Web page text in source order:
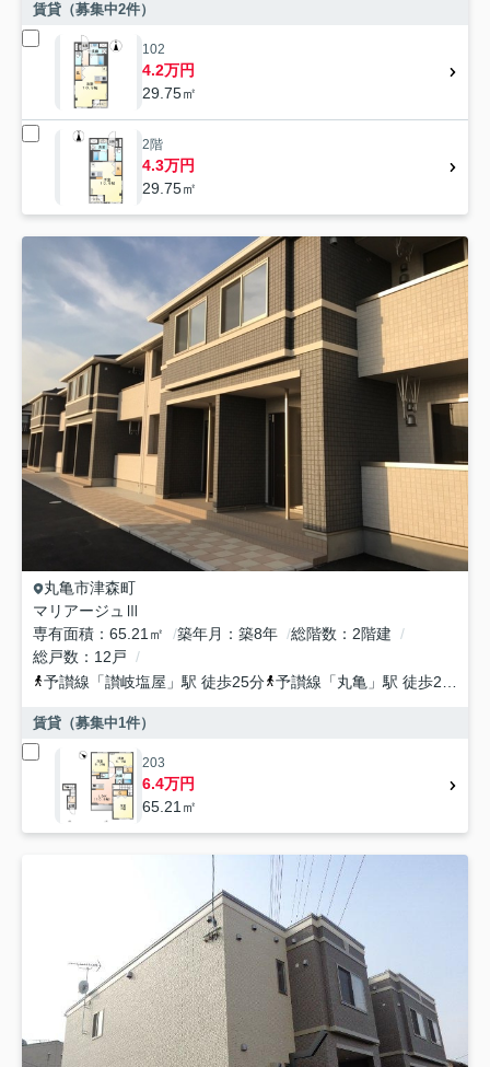
賃貸（募集中2件）
102
4.2万円
29.75㎡
2階
4.3万円
29.75㎡
丸亀市津森町
マリアージュⅢ
専有面積
65.21㎡ 築年月 築8年 総階数
2階建
総戸数
12戸
予讃線 「讃岐塩屋 」駅 徒歩25分 予讃線 「丸亀 」駅 徒歩29分
賃貸（募集中1件）
203
6.4万円
65.21㎡